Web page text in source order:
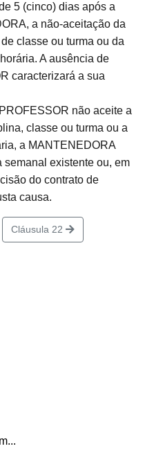
5 (cinco) dias após a
a não-aceitação da
classe ou turma ou da
A ausência de
caracterizará a sua
não aceite a
classe ou turma ou a
a MANTENEDORA
semanal existente ou, em
do contrato de
causa.
Cláusula 22